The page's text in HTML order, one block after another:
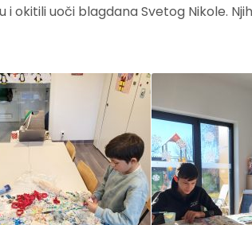
okitili uoči blagdana Svetog Nikole.